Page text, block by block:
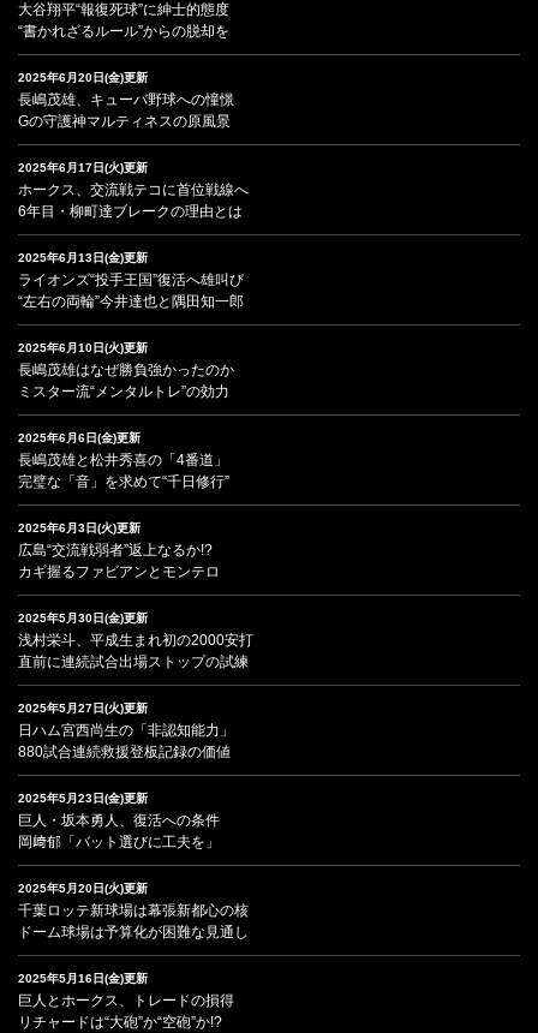
大谷翔平“報復死球”に紳士的態度
“書かれざるルール”からの脱却を
2025年6月20日(金)更新
長嶋茂雄、キューバ野球への憧憬
Gの守護神マルティネスの原風景
2025年6月17日(火)更新
ホークス、交流戦テコに首位戦線へ
6年目・柳町達ブレークの理由とは
2025年6月13日(金)更新
ライオンズ“投手王国”復活へ雄叫び
“左右の両輪”今井達也と隅田知一郎
2025年6月10日(火)更新
長嶋茂雄はなぜ勝負強かったのか
ミスター流“メンタルトレ”の効力
2025年6月6日(金)更新
長嶋茂雄と松井秀喜の「4番道」
完璧な「音」を求めて“千日修行”
2025年6月3日(火)更新
広島“交流戦弱者”返上なるか!?
カギ握るファビアンとモンテロ
2025年5月30日(金)更新
浅村栄斗、平成生まれ初の2000安打
直前に連続試合出場ストップの試練
2025年5月27日(火)更新
日ハム宮西尚生の「非認知能力」
880試合連続救援登板記録の価値
2025年5月23日(金)更新
巨人・坂本勇人、復活への条件
岡﨑郁「バット選びに工夫を」
2025年5月20日(火)更新
千葉ロッテ新球場は幕張新都心の核
ドーム球場は予算化が困難な見通し
2025年5月16日(金)更新
巨人とホークス、トレードの損得
リチャードは“大砲”か“空砲”か!?